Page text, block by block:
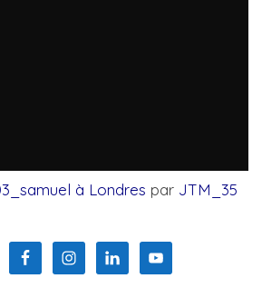
à Londres par JTM_35